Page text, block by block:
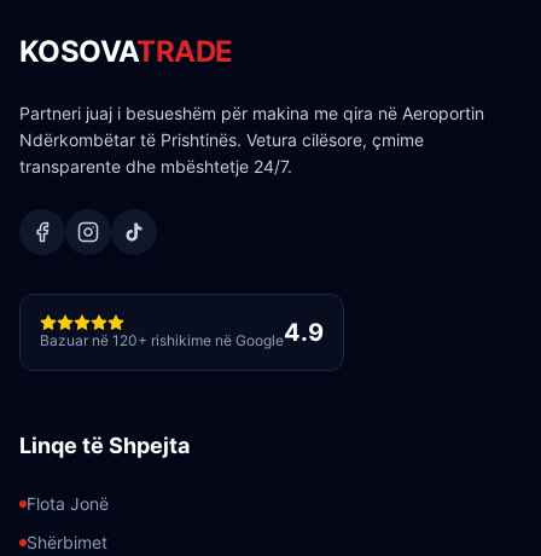
KOSOVATRADE
Partneri juaj i besueshëm për makina me qira në Aeroportin
Ndërkombëtar të Prishtinës. Vetura cilësore, çmime
transparente dhe mbështetje 24/7.
Bazuar në 120+ rishikime në Google4.9
Linqe të Shpejta
Flota Jonë
Shërbimet